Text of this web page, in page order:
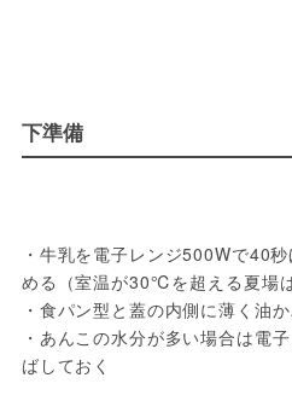
下準備
・牛乳を電子レンジ500Wで40
める（室温が30℃を超える夏場は
・食パン型と蓋の内側に薄く油
・あんこの水分が多い場合は電
ばしておく